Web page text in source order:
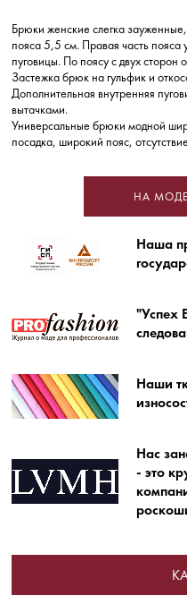
Брюки женские слегка
пояса 5,5 см. Правая часть пояса
пуговицы. По поясу с двух сторон
Застежка брюк на гульфик и
Дополнительная внутренняя
вытачками.
Универсальные брюки модной
посадка, широкий пояс,
НА
Наша
"Успех
Наши
Нас
- это